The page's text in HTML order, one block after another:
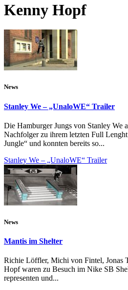
Kenny Hopf
News
Stanley We – „UnaloWE“ Trailer
Die Hamburger Jungs von Stanley We
Nachfolger zu ihrem letzten Full
Jungle“ und konnten bereits so...
Stanley We – „UnaloWE“ Trailer
News
Mantis im Shelter
Richie Löffler, Michi von Fintel, Jonas
Hopf waren zu Besuch im Nike SB
representen und...